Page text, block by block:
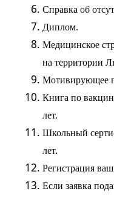
Справка об
Диплом.
Медицинское
на территории
Мотивирующее
Книга по
лет.
Школьный
лет.
Регистрация
Если заявка